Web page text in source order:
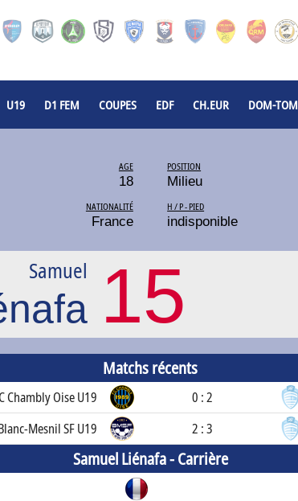
U19 D1 FEM COUPES EDF CH.EUR DOM-TOM
AGE
18
NATIONALITÉ
France
POSITION
Milieu
H / P - PIED
indisponible
15
Samuel
Matchs récents
Chambly Oise U19 0 : 2
Mesnil SF U19 2 : 3
Samuel Liénafa -Carrière